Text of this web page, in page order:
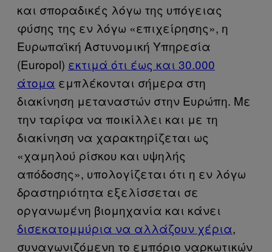
και σποραδικές λόγω της υπόγειας
φύσης της εν λόγω «επιχείρησης», η
Ευρωπαϊκή Αστυνομική Υπηρεσία
(Europol) εκτιμά ότι έως και 30.000
άτομα εμπλέκονται σήμερα στη
διακίνηση μεταναστών στην Ευρώπη. Με
την ταρίφα να ποικίλλει και με τη
διακίνηση να χαρακτηρίζεται ως
«χαμηλού ρίσκου και υψηλής
απόδοσης», υπολογίζεται ότι η εν λόγω
δραστηριότητα εξελίσσεται σε
οργανωμένη βιομηχανία και κάνει
δισεκατομμύρια να αλλάζουν χέρια,
συναγωνιζόμενη το εμπόριο ναρκωτικών